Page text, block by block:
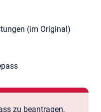
(im Original)
zu beantragen,